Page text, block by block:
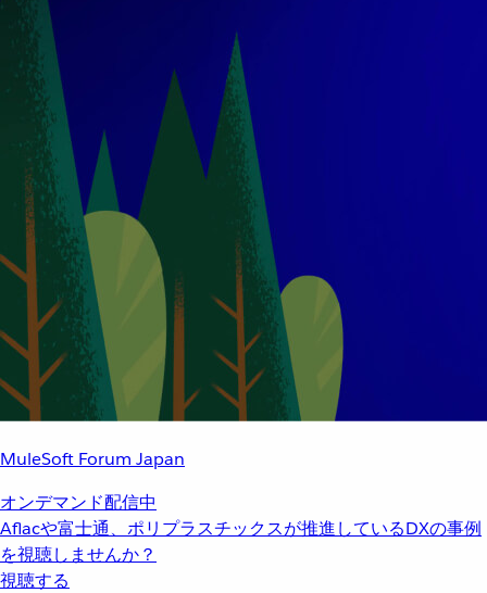
MuleSoft Forum Japan
オンデマンド配信中
Aflacや富士通、ポリプラスチックスが推進しているDXの事例
を視聴しませんか？
視聴する